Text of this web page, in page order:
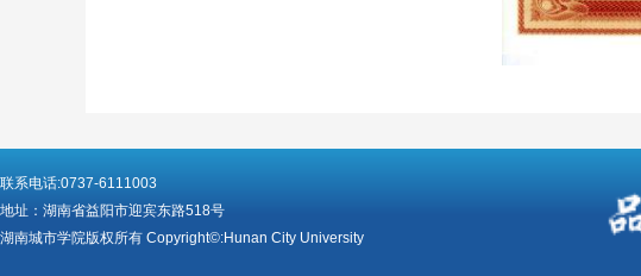
联系电话:0737-6111003
地址：湖南省益阳市迎宾东路518号
湖南城市学院版权所有 Copyright©:Hunan City University